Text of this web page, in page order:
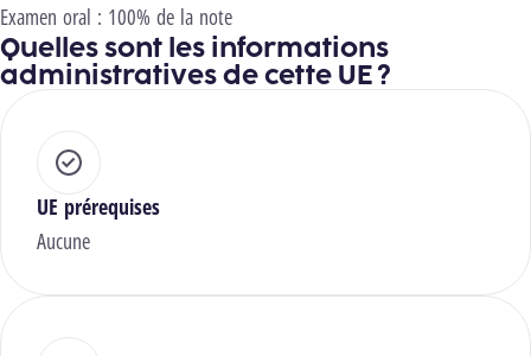
Examen oral : 100% de la note
Quelles sont les informations
administratives de cette UE ?
UE prérequises
Aucune